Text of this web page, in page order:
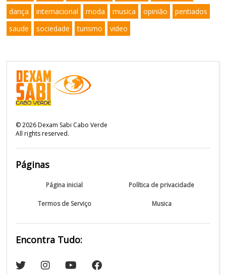
dança
internacional moda musica opinião
pentiados
saude
sociedade turismo video
©2026Dexam Sabi Cabo Verde
All rights reserved.
Páginas
Página inicial Política de privacidade
Termos de Serviço Musica
Encontra Tudo: